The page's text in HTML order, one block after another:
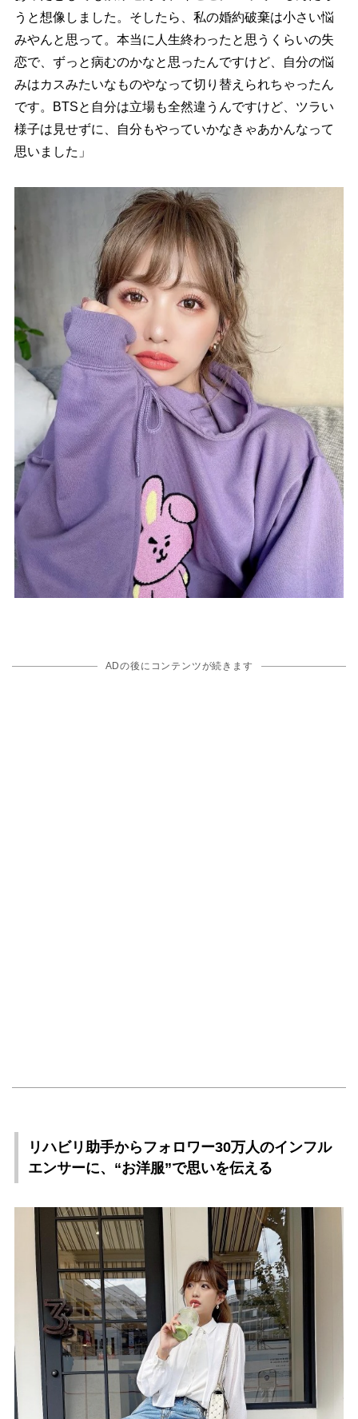
うと想像しました。そしたら、私の婚約破棄は小さい悩
みやんと思って。本当に人生終わったと思うくらいの失
恋で、ずっと病むのかなと思ったんですけど、自分の悩
みはカスみたいなものやなって切り替えられちゃったん
です。BTSと自分は立場も全然違うんですけど、ツラい
様子は見せずに、自分もやっていかなきゃあかんなって
思いました」
ADの後にコンテンツが続きます
リハビリ助手からフォロワー30万人のインフル
エンサーに、“お洋服”で思いを伝える